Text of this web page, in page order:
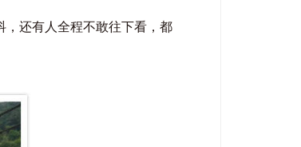
还有人全程不敢往下看，都